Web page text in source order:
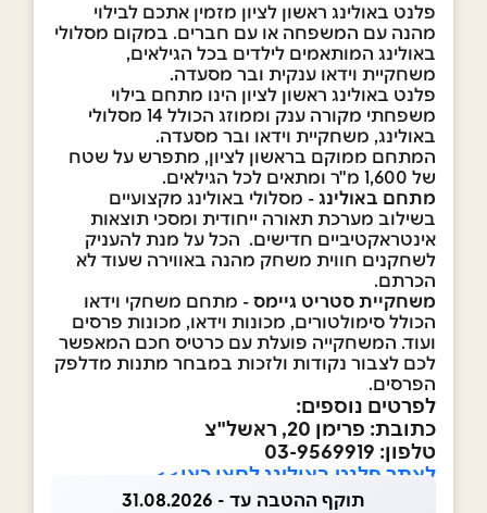
פלנט באולינג ראשון לציון מזמין אתכם לבילוי
מהנה עם המשפחה או עם חברים. במקום מסלולי
באולינג המותאמים לילדים בכל הגילאים,
משחקיית וידאו ענקית ובר מסעדה.
פלנט באולינג ראשון לציון הינו מתחם בילוי
משפחתי מקורה ענק וממוזג הכולל 14 מסלולי
באולינג, משחקיית וידאו ובר מסעדה.
המתחם ממוקם בראשון לציון, מתפרש על שטח
של 1,600 מ"ר ומתאים לכל הגילאים.
מתחם באולינג - מסלולי באולינג מקצועיים
בשילוב מערכת תאורה ייחודית ומסכי תוצאות
אינטראקטיביים חדישים. הכל על מנת להעניק
לשחקנים חווית משחק מהנה באווירה שעוד לא
הכרתם.
משחקיית סטריט גיימס - מתחם משחקי וידאו
הכולל סימולטורים, מכונות וידאו, מכונות פרסים
ועוד. המשחקייה פועלת עם כרטיס חכם המאפשר
לכם לצבור נקודות ולזכות במבחר מתנות מדלפק
הפרסים.
לפרטים נוספים:
כתובת: פרימן 20, ראשל"צ
טלפון: 03-9569919
לאתר פלנט באולינג לחצו כאן>>
תוקף ההטבה עד - 31.08.2026